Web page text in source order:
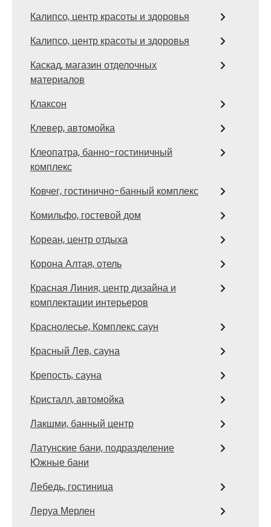
Калипсо, центр красоты и здоровья
Калипсо, центр красоты и здоровья
Каскад, магазин отделочных
материалов
Клаксон
Клевер, автомойка
Клеопатра, банно-гостиничный
комплекс
Ковчег, гостинично-банный комплекс
Комильфо, гостевой дом
Кореан, центр отдыха
Корона Алтая, отель
Красная Линия, центр дизайна и
комплектации интерьеров
Краснолесье, Комплекс саун
Красный Лев, сауна
Крепость, сауна
Кристалл, автомойка
Лакшми, банный центр
Латунские бани, подразделение
Южные бани
Лебедь, гостиница
Леруа Мерлен